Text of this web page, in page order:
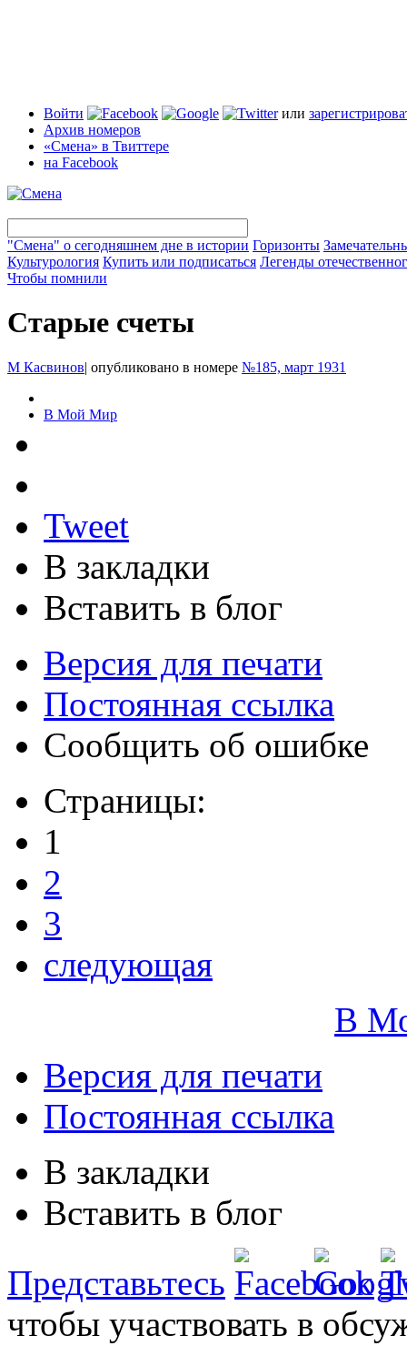
Войти или
Архив номеров
«Смена» в Твиттере
на Facebook
"Смена" о сегодняшнем дне в истории Горизонты
Культурология Купить или подписаться Легенды
Чтобы помнили
Старые счеты
М Касвинов| опубликовано в номере №185, март 1931
В Мой Мир
Tweet
В закладки
Вставить в блог
Версия для печати
Постоянная ссылка
Сообщить об ошибке
Страницы:
1
2
3
следующая
В
Версия для печати
Постоянная ссылка
В закладки
Вставить в блог
Представьтесь
чтобы участвовать в